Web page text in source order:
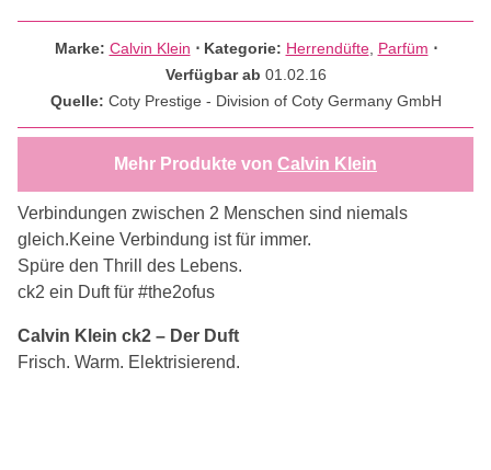
Marke: Calvin Klein ⋅ Kategorie: Herrendüfte, Parfüm ⋅
Verfügbar ab 01.02.16
Quelle: Coty Prestige - Division of Coty Germany GmbH
Mehr Produkte von Calvin Klein
Verbindungen zwischen 2 Menschen sind niemals
gleich.Keine Verbindung ist für immer.
Spüre den Thrill des Lebens.
ck2 ein Duft für #the2ofus
Calvin Klein ck2 – Der Duft
Frisch. Warm. Elektrisierend.